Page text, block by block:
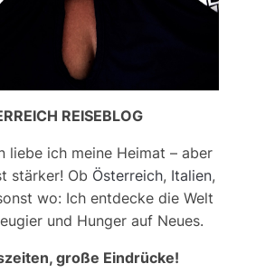
REISEBLOG
liebe ich meine Heimat – aber
stärker! Ob Österreich, Italien,
wo: Ich entdecke die Welt
und Hunger auf Neues.
große Eindrücke!